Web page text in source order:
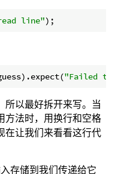
line"
"Failed to
所以最好拆开来写。当
方法时，用换行和空格
在让我们来看看这行代
存储到我们传递给它